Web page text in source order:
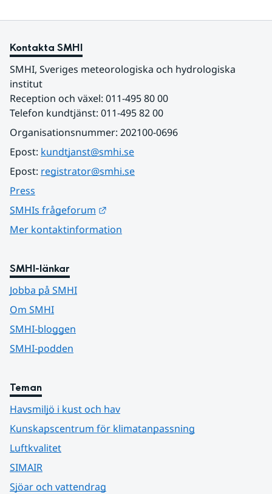
Kontakta SMHI
SMHI, Sveriges meteorologiska och hydrologiska
institut
Reception och växel: 011-495 80 00
Telefon kundtjänst: 011-495 82 00
Organisationsnummer: 202100-0696
Epost: kundtjanst@smhi.se
Epost: registrator@smhi.se
Press
SMHIs frågeforum
Mer kontaktinformation
SMHI-länkar
Jobba på SMHI
Om SMHI
SMHI-bloggen
SMHI-podden
Teman
Havsmiljö i kust och hav
Kunskapscentrum för klimatanpassning
Luftkvalitet
SIMAIR
Sjöar och vattendrag